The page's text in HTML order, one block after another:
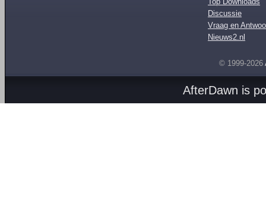
Discussie
Vraag en
Nieuws2.nl
© 1999-2026
AfterDawn is